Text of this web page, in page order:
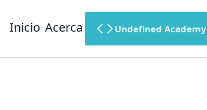
Inicio Acerca Undefined Academy